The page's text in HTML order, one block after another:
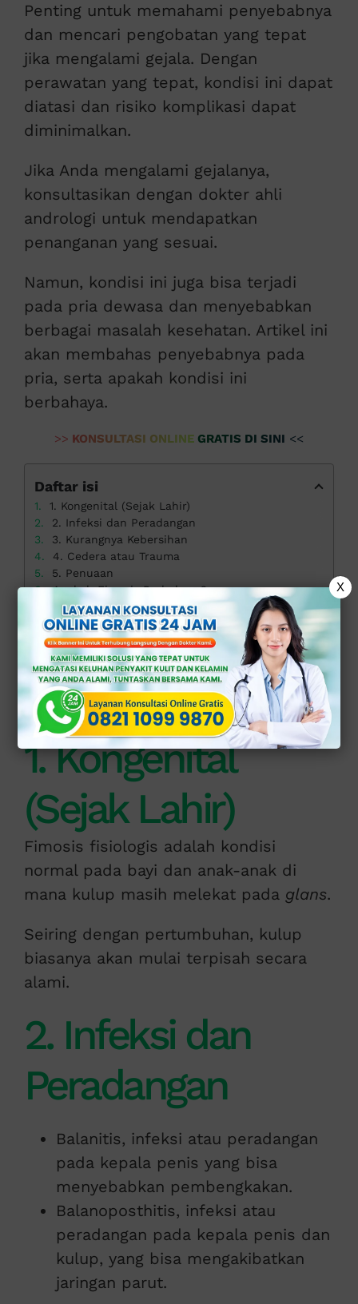
Penting untuk memahami penyebabnya
dan mencari pengobatan yang tepat
jika mengalami gejala. Dengan
perawatan yang tepat, kondisi ini dapat
diatasi dan risiko komplikasi dapat
diminimalkan.
Jika Anda mengalami gejalanya,
konsultasikan dengan dokter ahli
andrologi untuk mendapatkan
penanganan yang sesuai.
Namun, kondisi ini juga bisa terjadi
pada pria dewasa dan menyebabkan
berbagai masalah kesehatan. Artikel ini
akan membahas penyebabnya pada
pria, serta apakah kondisi ini
berbahaya.
>> KONSULTASI ONLINE GRATIS DI SINI <<
Daftar isi
1. Kongenital (Sejak Lahir)
2. Infeksi dan Peradangan
3. Kurangnya Kebersihan
4. Cedera atau Trauma
5. Penuaan
Apakah Fimosis Berbahaya?
1. Infeksi Saluran Kemih (ISK)
2. Balanitis dan Balanoposthitis
3. Parafimosis
4. Kesulitan Kencing
5. Nyeri saat Berhubungan Seksual
Solusi Terbaik Atasi Fimosis di Klinik Apollo
1. Kongenital
(Sejak Lahir)
Fimosis fisiologis adalah kondisi
normal pada bayi dan anak-anak di
mana kulup masih melekat pada glans.
Seiring dengan pertumbuhan, kulup
biasanya akan mulai terpisah secara
alami.
2. Infeksi dan
Peradangan
Balanitis, infeksi atau peradangan
pada kepala penis yang bisa
menyebabkan pembengkakan.
Balanoposthitis, infeksi atau
peradangan pada kepala penis dan
kulup, yang bisa mengakibatkan
jaringan parut.
X